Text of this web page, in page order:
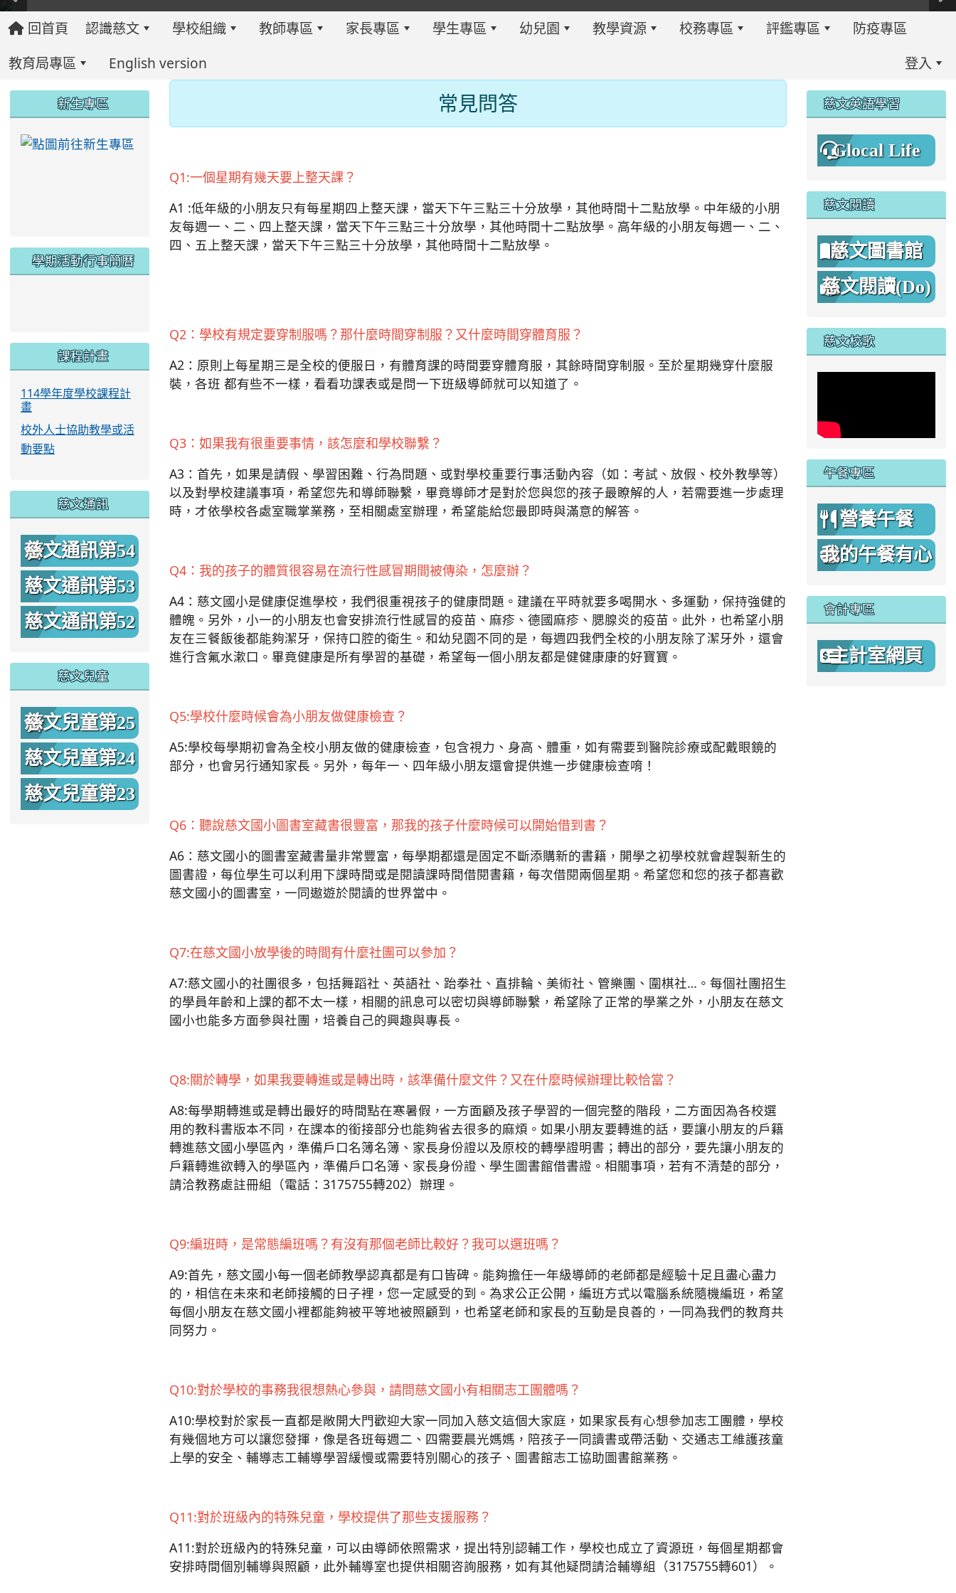
回首頁 認識慈文 學校組織 教師專區 家長專區 學生專區 幼兒園 教學資源 校務專區 評鑑專區
防疫專區
教育局專區
English version 登入
:::
常見問答
Q1:一個星期有幾天要上整天課？
A1 :低年級的小朋友只有每星期四上整天課，當天下午三點三十分放學，其他時間十二點放學。中年級的小朋
友每週一、二、四上整天課，當天下午三點三十分放學，其他時間十二點放學。高年級的小朋友每週一、二、
四、五上整天課，當天下午三點三十分放學，其他時間十二點放學。
Q2：學校有規定要穿制服嗎？那什麼時間穿制服？又什麼時間穿體育服？
A2：原則上每星期三是全校的便服日，有體育課的時間要穿體育服，其餘時間穿制服。至於星期幾穿什麼服
裝，各班 都有些不一樣，看看功課表或是問一下班級導師就可以知道了。
Q3：如果我有很重要事情，該怎麼和學校聯繫？
A3：首先，如果是請假、學習困難、行為問題、或對學校重要行事活動內容（如：考試、放假、校外教學等）
以及對學校建議事項，希望您先和導師聯繫，畢竟導師才是對於您與您的孩子最瞭解的人，若需要進一步處理
時，才依學校各處室職掌業務，至相關處室辦理，希望能給您最即時與滿意的解答。
Q4：我的孩子的體質很容易在流行性感冒期間被傳染，怎麼辦？
A4：慈文國小是健康促進學校，我們很重視孩子的健康問題。建議在平時就要多喝開水、多運動，保持強健的
體魄。另外，小一的小朋友也會安排流行性感冒的疫苗、麻疹、德國麻疹、腮腺炎的疫苗。此外，也希望小朋
友在三餐飯後都能夠潔牙，保持口腔的衛生。和幼兒園不同的是，每週四我們全校的小朋友除了潔牙外，還會
進行含氟水漱口。畢竟健康是所有學習的基礎，希望每一個小朋友都是健健康康的好寶寶。
Q5:學校什麼時候會為小朋友做健康檢查？
A5:學校每學期初會為全校小朋友做的健康檢查，包含視力、身高、體重，如有需要到醫院診療或配戴眼鏡的
部分，也會另行通知家長。另外，每年一、四年級小朋友還會提供進一步健康檢查唷！
Q6：聽說慈文國小圖書室藏書很豐富，那我的孩子什麼時候可以開始借到書？
A6：慈文國小的圖書室藏書量非常豐富，每學期都還是固定不斷添購新的書籍，開學之初學校就會趕製新生的
圖書證，每位學生可以利用下課時間或是閱讀課時間借閱書籍，每次借閱兩個星期。希望您和您的孩子都喜歡
慈文國小的圖書室，一同遨遊於閱讀的世界當中。
Q7:在慈文國小放學後的時間有什麼社團可以參加？
A7:慈文國小的社團很多，包括舞蹈社、英語社、跆拳社、直排輪、美術社、管樂團、圍棋社…。每個社團招生
的學員年齡和上課的都不太一樣，相關的訊息可以密切與導師聯繫，希望除了正常的學業之外，小朋友在慈文
國小也能多方面參與社團，培養自己的興趣與專長。
Q8:關於轉學，如果我要轉進或是轉出時，該準備什麼文件？又在什麼時候辦理比較恰當？
A8:每學期轉進或是轉出最好的時間點在寒暑假，一方面顧及孩子學習的一個完整的階段，二方面因為各校選
用的教科書版本不同，在課本的銜接部分也能夠省去很多的麻煩。如果小朋友要轉進的話，要讓小朋友的戶籍
轉進慈文國小學區內，準備戶口名簿名簿、家長身份證以及原校的轉學證明書；轉出的部分，要先讓小朋友的
戶籍轉進欲轉入的學區內，準備戶口名簿、家長身份證、學生圖書館借書證。相關事項，若有不清楚的部分，
請洽教務處註冊組（電話：3175755轉202）辦理。
Q9:編班時，是常態編班嗎？有沒有那個老師比較好？我可以選班嗎？
A9:首先，慈文國小每一個老師教學認真都是有口皆碑。能夠擔任一年級導師的老師都是經驗十足且盡心盡力
的，相信在未來和老師接觸的日子裡，您一定感受的到。為求公正公開，編班方式以電腦系統隨機編班，希望
每個小朋友在慈文國小裡都能夠被平等地被照顧到，也希望老師和家長的互動是良善的，一同為我們的教育共
同努力。
Q10:對於學校的事務我很想熱心參與，請問慈文國小有相關志工團體嗎？
A10:學校對於家長一直都是敞開大門歡迎大家一同加入慈文這個大家庭，如果家長有心想參加志工團體，學校
有幾個地方可以讓您發揮，像是各班每週二、四需要晨光媽媽，陪孩子一同讀書或帶活動、交通志工維護孩童
上學的安全、輔導志工輔導學習緩慢或需要特別關心的孩子、圖書館志工協助圖書館業務。
Q11:對於班級內的特殊兒童，學校提供了那些支援服務？
A11:對於班級內的特殊兒童，可以由導師依照需求，提出特別認輔工作，學校也成立了資源班，每個星期都會
安排時間個別輔導與照顧，此外輔導室也提供相關咨詢服務，如有其他疑問請洽輔導組（3175755轉601）。
新生專區
學期活動行事簡曆
link to https://www.twes.tyc.edu.tw/uploads/tad_blocks/image/113-1%E6%B4%BB%E5%8B%95%E8%A1%8C%E4%BA%8B%E7%B0%A1%E6%9B%86.jpg \
link to https://www.twes.tyc.edu.tw/uploads/tad_blocks/image/114-2%E6%B4%BB%E5%8B%95%E8%A1%8C%E4%BA%8B%E7%B0%A1%E6%9B%86A.png
課程計畫
114學年度學校課程計
畫
校外人士協助教學或活
動要點
慈文通訊
慈文通訊第54
期
慈文通訊第53
期
慈文通訊第52
慈文兒童
慈文兒童第25
期
慈文兒童第24
期
慈文兒童第23
慈文英語學習
Glocal Life
慈文閱讀
慈文圖書館
慈文閱讀(Do)
慈文校歌
午餐專區
營養午餐
我的午餐有心
會計專區
主計室網頁